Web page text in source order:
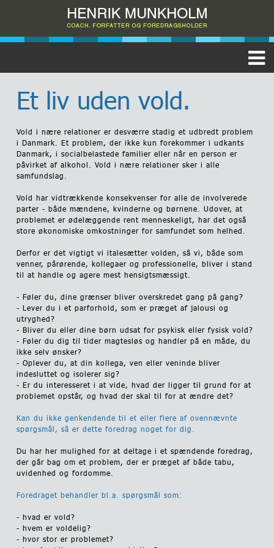
Et liv uden vold.
Vold i nære relationer er desværre stadig et udbredt problem
i Danmark. Et problem, der ikke kun forekommer i udkants
Danmark, i socialbelastede familier eller når en person er
påvirket af alkohol. Vold i nære relationer sker i alle
samfundslag.
Vold har vidtrækkende konsekvenser for alle de involverede
parter - både mændene, kvinderne og børnene. Udover, at
problemet er ødelæggende rent menneskeligt, har det også
store økonomiske omkostninger for samfundet som helhed.
Derfor er det vigtigt vi italesætter volden, så vi, både som
venner, pårørende, kollegaer og professionelle, bliver i stand
til at handle og agere mest hensigtsmæssigt.
- Føler du, dine grænser bliver overskredet gang på gang?
- Lever du i et parforhold, som er præget af jalousi og
utryghed?
- Bliver du eller dine børn udsat for psykisk eller fysisk vold?
- Føler du dig til tider magtesløs og handler på en måde, du
ikke selv ønsker?
- Oplever du, at din kollega, ven eller veninde bliver
indesluttet og isolerer sig?
- Er du interesseret i at vide, hvad der ligger til grund for at
problemet opstår, og hvad der skal til for at ændre det?
Kan du ikke genkendende til et eller flere af ovennævnte
spørgsmål, så er dette foredrag noget for dig.
Du har her mulighed for at deltage i et spændende foredrag,
der går bag om et problem, der er præget af både tabu,
uvidenhed og fordomme.
Foredraget behandler bl.a. spørgsmål som:
- hvad er vold?
- hvem er voldelig?
- hvor stor er problemet?